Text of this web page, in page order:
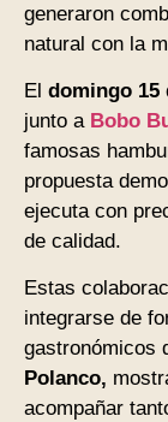
generaron
natural con la
El domingo 15
junto a Bobo
famosas
propuesta
ejecuta con
de calidad.
Estas
integrarse de
gastronómicos
Polanco,
acompañar